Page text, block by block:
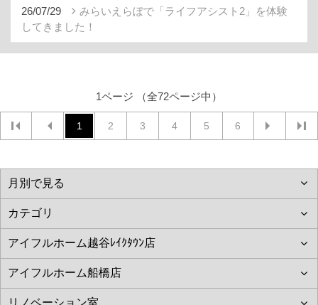
26/07/29
みらいえらぼで「ライフアシスト2」を体験
してきました！
1ページ （全72ページ中）
1 2 3 4 5 6